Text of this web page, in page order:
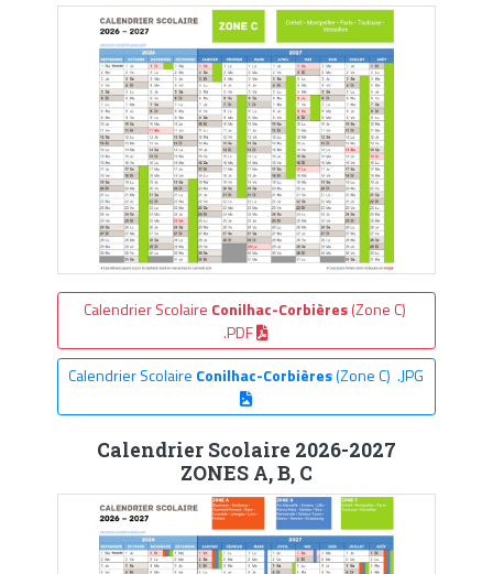
Calendrier Scolaire Conilhac-Corbières(Zone C)
.PDF
Calendrier Scolaire Conilhac-Corbières(Zone C) .JPG
Calendrier Scolaire 2026-2027
ZONES A, B, C